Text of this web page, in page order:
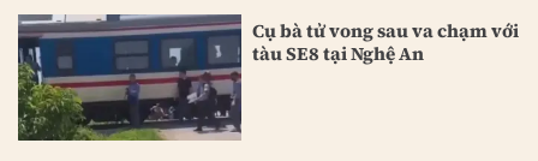
Cụ bà tử vong sau va chạm với
tàu SE8 tại Nghệ An